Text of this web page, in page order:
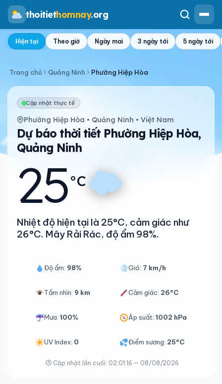
thoitiethomnay.org
Hiện tại Theo giờ Ngày mai 3 ngày tới 5 ngày tới
Trang chủ Quảng Ninh Phường Hiệp Hòa
Cập nhật thực tế
Phường Hiệp Hòa • Quảng Ninh • Việt Nam
Dự báo thời tiết Phường Hiệp Hòa,
Quảng Ninh
25°C
Nhiệt độ hiện tại là 25°C, cảm giác như
26°C. Mây Rải Rác, độ ẩm 98%.
Độ ẩm: 98% Gió: 7 km/h
Tầm nhìn: 9 km Cảm giác: 26°C
Mưa: 100% Áp suất:1002 hPa
UV Index: 0 Điểm sương: 25°C
Cập nhật lần cuối: 02:01:16 — 08/08/2026